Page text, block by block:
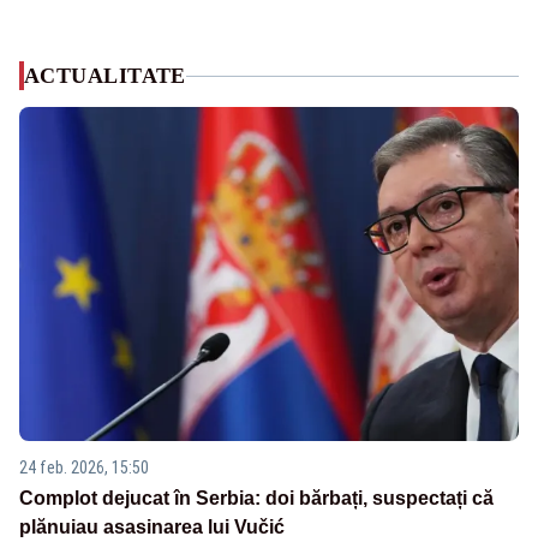
ACTUALITATE
24 feb. 2026, 15:50
Complot dejucat în Serbia: doi bărbați, suspectați că
plănuiau asasinarea lui Vučić